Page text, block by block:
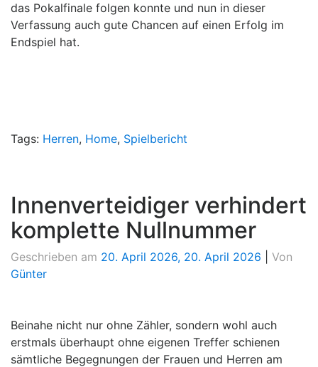
das Pokalfinale folgen konnte und nun in dieser
Verfassung auch gute Chancen auf einen Erfolg im
Endspiel hat.
Tags: Herren, Home, Spielbericht
Innenverteidiger verhindert
komplette Nullnummer
Geschrieben am 20. April 2026, 20. April 2026
Von
Günter
Beinahe nicht nur ohne Zähler, sondern wohl auch
erstmals überhaupt ohne eigenen Treffer schienen
sämtliche Begegnungen der Frauen und Herren am